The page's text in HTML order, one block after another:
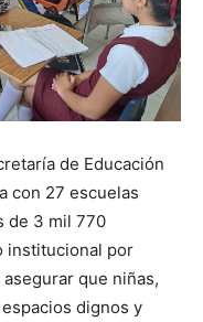
de Educación
con 27 escuelas
de 3 mil 770
institucional por
que niñas,
dignos y